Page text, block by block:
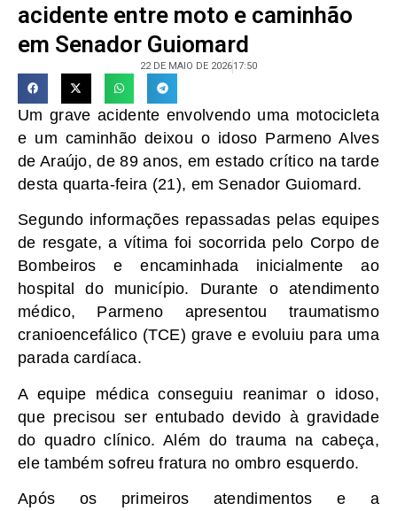
acidente entre moto e caminhão
em Senador Guiomard
22 DE MAIO DE 202617:50
Um grave acidente envolvendo uma motocicleta
e um caminhão deixou o idoso Parmeno Alves
de Araújo, de 89 anos, em estado crítico na tarde
desta quarta-feira (21), em Senador Guiomard.
Segundo informações repassadas pelas equipes
de resgate, a vítima foi socorrida pelo Corpo de
Bombeiros e encaminhada inicialmente ao
hospital do município. Durante o atendimento
médico, Parmeno apresentou traumatismo
cranioencefálico (TCE) grave e evoluiu para uma
parada cardíaca.
A equipe médica conseguiu reanimar o idoso,
que precisou ser entubado devido à gravidade
do quadro clínico. Além do trauma na cabeça,
ele também sofreu fratura no ombro esquerdo.
Após os primeiros atendimentos e a